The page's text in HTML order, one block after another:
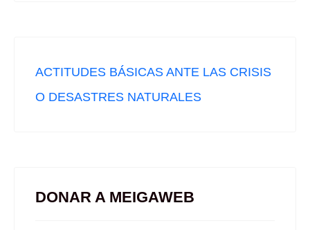
ACTITUDES BÁSICAS ANTE LAS CRISIS
O DESASTRES NATURALES
DONAR A MEIGAWEB